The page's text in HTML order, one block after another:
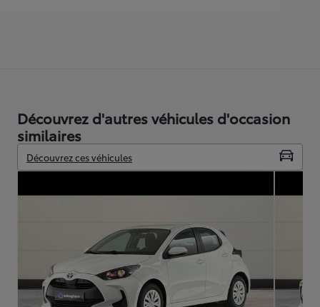
Découvrez d'autres véhicules d'occasion
similaires
Découvrez ces véhicules